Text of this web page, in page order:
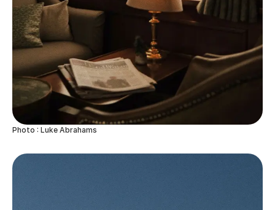
Photo : Luke Abrahams